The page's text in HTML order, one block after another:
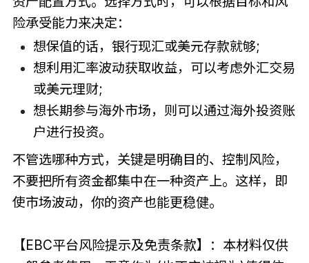
险承受能力来决定：
想保值的话，银行现汇或美元存款就够;
想利用汇率波动获取收益，可以考虑外汇交易
或美元理财;
想长期参与海外市场，则可以通过海外投资账
户进行投资。
不管选哪种方式，关键是明确目的、控制风险，
不要把所有资金都集中在一种资产上。这样，即
使市场波动，你的资产也能更稳健。
【EBC平台风险提示及免责条款】：本材料仅供